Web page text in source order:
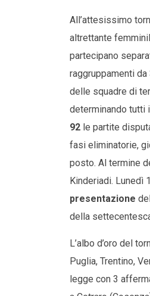
All’attesissimo
altrettante
partecipano
raggruppamenti
delle squadre di
determinando tutti
92 le partite
fasi eliminatorie,
posto. Al termine
Kinderiadi. Lunedì
presentazione
della
L’albo d’oro del
Puglia, Trentino,
legge con 3